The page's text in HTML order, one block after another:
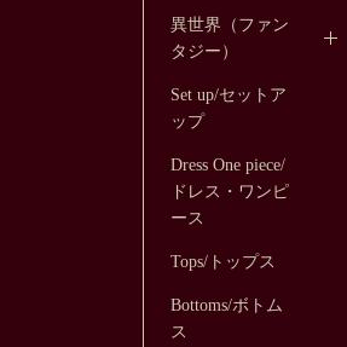
異世界（ファン
タジー）
Set up/セットア
ップ
Dress One piece/
ドレス・ワンピ
ース
Tops/トップス
Bottoms/ボトム
ス